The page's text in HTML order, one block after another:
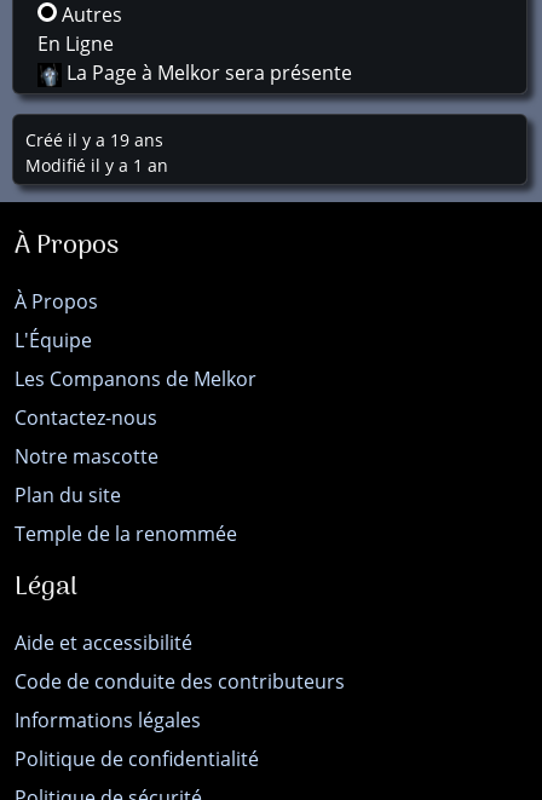
Autres
En Ligne
La Page à Melkor sera présente
Créé il y a 19 ans
Modifié il y a 1 an
À Propos
À Propos
L'Équipe
Les Companons de Melkor
Contactez-nous
Notre mascotte
Plan du site
Temple de la renommée
Légal
Aide et accessibilité
Code de conduite des contributeurs
Informations légales
Politique de confidentialité